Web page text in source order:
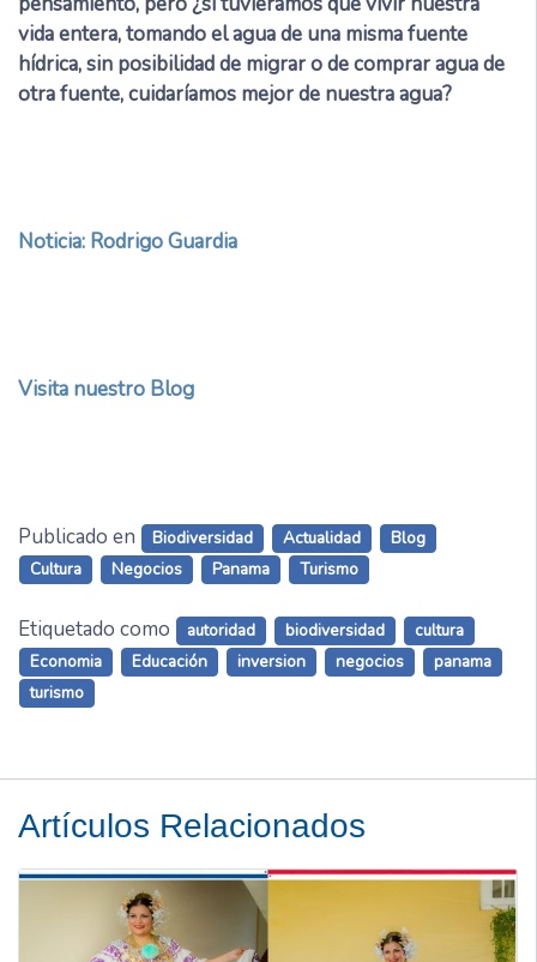
vida entera, tomando el agua de una misma fuente
hídrica, sin posibilidad de migrar o de comprar agua de
otra fuente, cuidaríamos mejor de nuestra agua?
Noticia: Rodrigo Guardia
Visita nuestro Blog
Publicado en Biodiversidad Actualidad
Blog
Cultura
Negocios Panama Turismo
Etiquetado como autoridad biodiversidad
cultura
Economia
Educación inversion negocios
panama
turismo
Artículos Relacionados